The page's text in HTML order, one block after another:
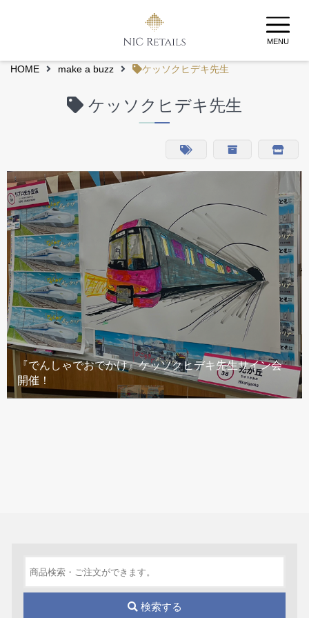
MENU
HOME make a buzz ケッソクヒデキ先生
ケッソクヒデキ先生
『でんしゃでおでかけ』ケッソクヒデキ先生サイン会
開催！
検索する